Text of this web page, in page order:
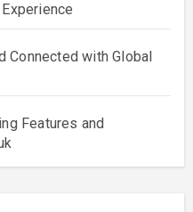
Connected with Global
Features and